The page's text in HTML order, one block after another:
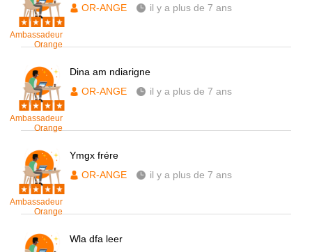
Ambassadeur
Orange
OR-ANGE
il y a plus de 7 ans
Ambassadeur
Orange
Dina am ndiarigne
OR-ANGE
il y a plus de 7 ans
Ambassadeur
Orange
Ymgx frére
OR-ANGE
il y a plus de 7 ans
Wla dfa leer